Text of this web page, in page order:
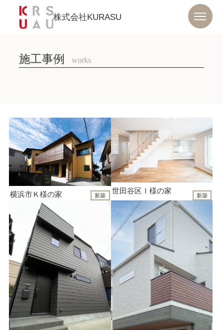
株式会社KURASU
施工事例 works
横浜市Ｋ様の家 新築
世田谷区Ｉ様の家
新築